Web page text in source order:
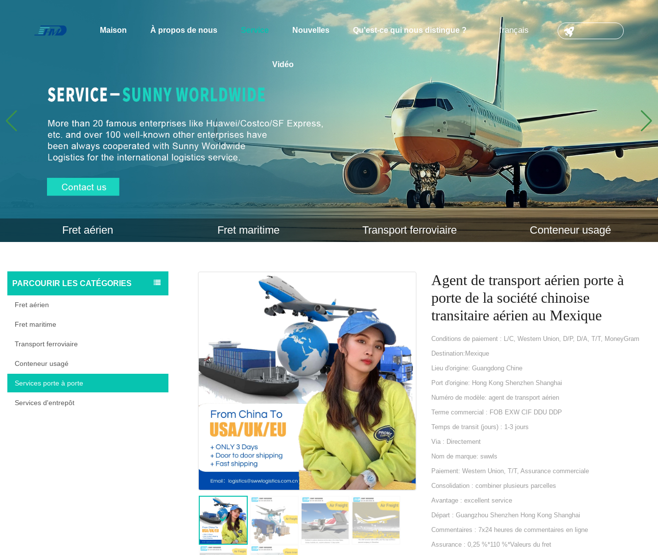
Maison À propos de nous Service Nouvelles Qu'est-ce qui nous distingue ?
Vidéo
français
CONTACT
Fret aérien Fret maritime Transport ferroviaire Conteneur usagé
PARCOURIR LES CATÉGORIES
Fret aérien
Fret maritime
Transport ferroviaire
Conteneur usagé
Services porte à porte
Services d'entrepôt
Agent de transport aérien porte à
porte de la société chinoise
transitaire aérien au Mexique
Conditions de paiement : L/C, Western Union, D/P, D/A, T/T, MoneyGram
Destination:Mexique
Lieu d'origine: Guangdong Chine
Port d'origine: Hong Kong Shenzhen Shanghai
Numéro de modèle: agent de transport aérien
Terme commercial : FOB EXW CIF DDU DDP
Temps de transit (jours) : 1-3 jours
Via : Directement
Nom de marque: swwls
Paiement: Western Union, T/T, Assurance commerciale
Consolidation : combiner plusieurs parcelles
Avantage : excellent service
Départ : Guangzhou Shenzhen Hong Kong Shanghai
Commentaires : 7x24 heures de commentaires en ligne
Assurance : 0,25 %*110 %*Valeurs du fret